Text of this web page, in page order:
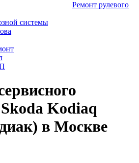
Ремонт рулевого
системы
Kodiaq
в Москве